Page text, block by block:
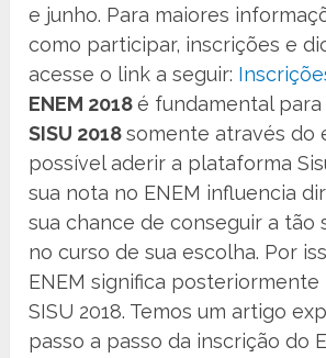
e junho. Para maiores
como participar, inscrições e
acesse o link a seguir:
ENEM 2018é fundamental
SISU 2018somente através do
possível aderir a plataforma
sua nota no ENEM influencia
sua chance de conseguir a tão
no curso de sua escolha. Por
ENEM significa posteriormente
SISU 2018. Temos um artigo
passo a passo da inscrição do